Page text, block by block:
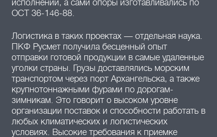
исполнении, а сами опоры изготавливались по
ОСТ 36-146-88.
Логистика в таких проектах — отдельная наука.
ПКФ Русмет получила бесценный опыт
отправки готовой продукции в самые удаленные
уголки страны. Грузы доставлялись морским
транспортом через порт Архангельска, а также
крупнотоннажными фурами по дорогам-
зимникам. Это говорит о высоком уровне
организации поставок и способности работать в
любых климатических и логистических
условиях. Высокие требования к приемке